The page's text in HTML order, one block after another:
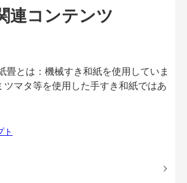
連コンテンツ
畳とは：機械すき和紙を使用していま
ツマタ等を使用した手すき和紙ではあ